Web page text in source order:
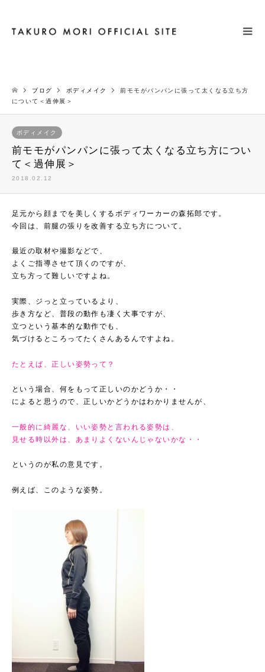
ブログ ボディメイク
前モモがパンパンに張って太くなる立ち方
について＜過伸展＞
ボディメイク
前モモがパンパンに張って太くなる立ち方につい
て＜過伸展＞
2018.02.12
足元から顔までを美しくするボディワーカーの森拓郎です。
今回は、前腿の張りを改善する立ち方について。
最近の取材や撮影などで、
よくご指導させて頂くのですが、
立ち方って難しいですよね。
実際、ジっと立っているより、
歩き方など、普段の動作も凄く大事ですが、
立つという基本的な動作でも、
気づけるところってたくさんあるんですよね。
たとえば、正しい姿勢って？
という場合、何をもって正しいのかどうか・・
によると思うので、正しいかどうかはわかりませんが、
一般的に綺麗な、いい姿勢と言われる姿勢は、
見せる時以外は、あまりよくないんじゃないかな・・
というのが私の意見です。
例えば、このような姿勢。